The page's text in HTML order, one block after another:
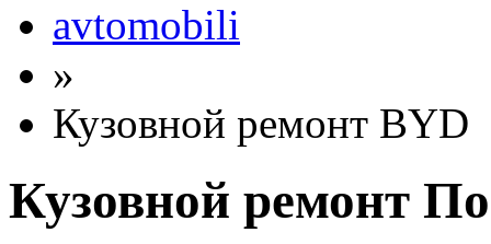
avtomobili
»
Кузовной ремонт BYD
Кузовной ремонт